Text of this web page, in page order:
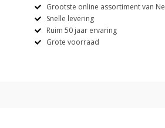
Grootste online assortiment van
Snelle levering
Ruim 50 jaar ervaring
Grote voorraad